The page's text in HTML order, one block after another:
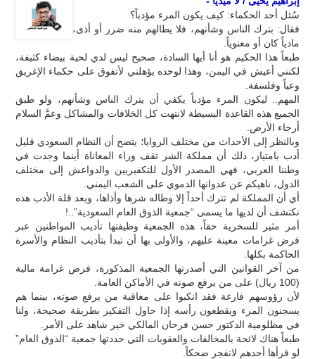
سُئل أحد الحكماء: كيف يكون المرء مؤدباً؟
فقال: بترك الناس وشأنهم، فلا يطالهم منه ضرر أو أذى،
مادياً كان أو معنوياً.
طبعاً هذا الحكيم هو أنا أيها السادة، صحيح ليس لدي لحية بيضاء كثيفة،
لكنني أعيش في اليمن، وهذا لوحده يؤهلني لأتفوق على حكماء الإغريق
وعياً وفلسفة.
المهم.. ليكون المرء مؤدباً يكفي أن يترك الناس وشأنهم، ولو طبق
الجميع هذه القاعدة البسيطة لانتهت كل الخلافات والمشاكل وعمَّ السلام
أرجاء الأرض.
وبالنظر إلى الأحداث من مختلف الزوايا؛ يتضح أن النظام السعودي قليل
أدب بامتياز، ذلك أن مملكة الشر تقف وراء المعاناة أينما وجدت في
وطننا العربي، فهي المصدر الأول للتكفيريين والدواعش إلى مختلف
الدول، ناهيكم عن عدوانها الدموي على الشعب اليمني.
أي أن المملكة لم تترك أحداً إلا وطاله شرها وأذاها، وبعد قلة الأدب هذه
نكتشف أن لديها ما يسمى “جمعية الذوق العام السعودية”..!
أمر مثير للسخرية حقاً، هذه الجمعية وظيفتها تأديب المواطنين عبر
فرض غرامات معينة عليهم، والأولى بها أن تبدأ بتأديب النظام والأسرة
الحاكمة بكلها.
من آخر القوانين التي أصدرتها الجمعية المذكورة، فرض غرامة مالية
(100 ريال) على من يرفع صوته في الأماكن العامة.
لأن رؤوسهم فارغة فقد انكبوا على معاقبة من يرفع صوته، بينما هم
يسجنون المرء ويقطعون رأسه إذا حاول التفكير بطريقة صحيحة، ولنا
في مظلومية الدكتور حسن فرحان المالكي خير شاهد على الأمر.
طبعاً هناك لائحة بالمخالفات والعقوبات التي حددتها جمعية “الذوق العام”
لو قرأها أحدهم لانفجر ضحكاً.